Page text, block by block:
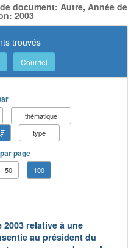
document: Autre, Année de
2003
trouvés
Courriel
thématique
type
page
50 100
relative à une
au président du